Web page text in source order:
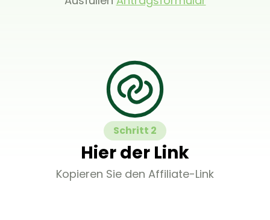
Schritt 2
Hier der Link
Kopieren Sie den Affiliate-Link